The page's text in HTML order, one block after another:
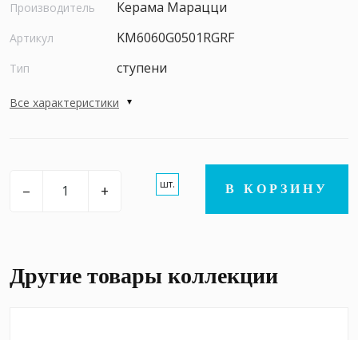
Производитель Керама Марацци
Артикул KM6060G0501RGRF
Тип ступени
Все характеристики
– + шт. В КОРЗИНУ
Другие товары коллекции